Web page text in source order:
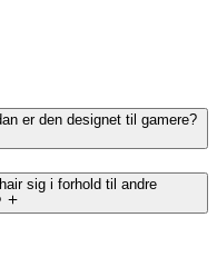
er den designet til gamere?
sig i forhold til andre